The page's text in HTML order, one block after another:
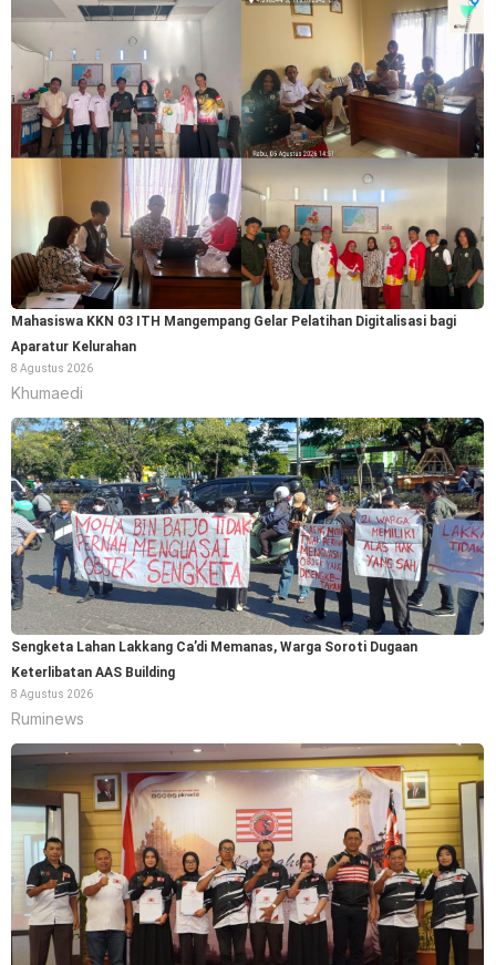
Mahasiswa KKN 03 ITH Mangempang Gelar Pelatihan Digitalisasi bagi
Aparatur Kelurahan
8 Agustus 2026
Khumaedi
Sengketa Lahan Lakkang Ca’di Memanas, Warga Soroti Dugaan
Keterlibatan AAS Building
8 Agustus 2026
Ruminews